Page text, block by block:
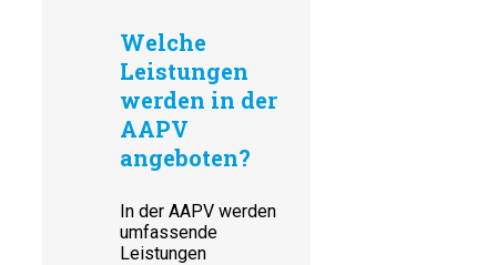
Welche
Leistungen
werden in der
AAPV
angeboten?
In der AAPV werden
umfassende
Leistungen